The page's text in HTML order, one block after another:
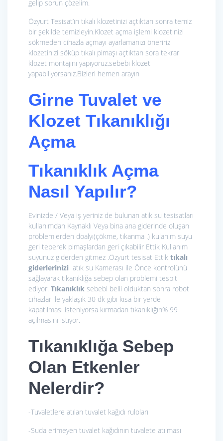
gelip sorun çözelim.
Özyurt Tesisat’ın tıkalı klozetinizi açtıktan sonra temiz
bir şekilde temizleyin.Klozet açma işlemi klozetinizi
sökmeden cihazla açmayı ayarlamanızı öneririz
klozetinizi söküp tıkalı pimaşı açtıktan sora tekrar
klozet montajını yapıyoruz.sebebi klozet
yapabiliyorsanız.Bizleri hemen arayın
Girne Tuvalet ve
Klozet Tıkanıklığı
Açma
Tıkanıklık Açma
Nasıl Yapılır?
Evinizde / Veya iş yeriniz de bulunan atık su tesisatları
kullanımdan Kaynaklı Veya bina ana giderinde oluşan
problemlerden doalyı(çökme, tıkanma .) kulanım suyu
geri teperek pimaşlardan geri çıkabilir Ettik Kullanım
suyunuz giderden gitmez .Özyurt tesisat Ettik tıkalı
giderlerinizi atık su Kamerası ile Önce kontrolünü
sağlayarak tıkanıklığa sebep olan problemi tespit
ediyor. Tıkanıklık sebebi belli olduktan sonra robot
cihazlar ile yaklaşık 30 dk gibi kısa bir yerde
kapatılması isteniyorsa kırmadan tıkanıklığın% 99
açılmasını istiyor.
Tıkanıklığa Sebep
Olan Etkenler
Nelerdir?
-Tuvaletlere atılan tuvalet kağıdı ruloları
-Suda erimeyen tuvalet kağıdının tuvalete atılması